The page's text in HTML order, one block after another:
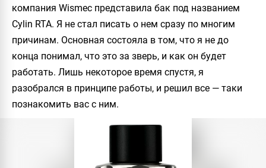
компания Wismec представила бак под названием
Cylin RTA. Я не стал писать о нем сразу по многим
причинам. Основная состояла в том, что я не до
конца понимал, что это за зверь, и как он будет
работать. Лишь некоторое время спустя, я
разобрался в принципе работы, и решил все — таки
познакомить вас с ним.